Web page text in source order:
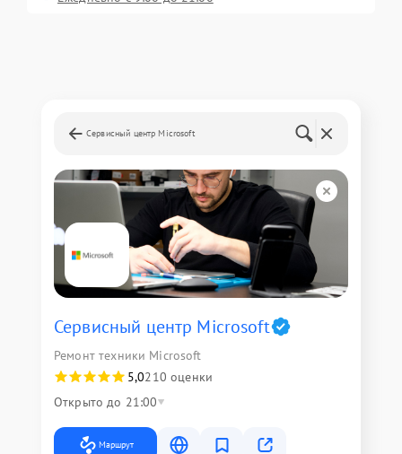
Сервисный центр Microsoft
Сервисный центр Microsoft
Ремонт техники Microsoft
5,0210 оценки
Открыто до 21:00
Маршрут